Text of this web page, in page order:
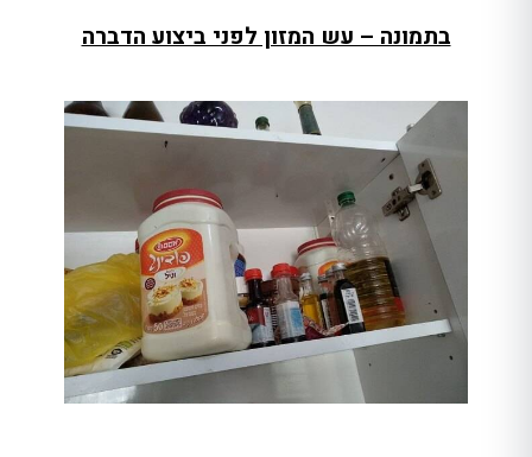
בתמונה – עש המזון לפני ביצוע הדברה